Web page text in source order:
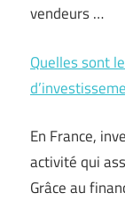
vendeurs …
Quelles sont
En France,
activité qui
Grâce au